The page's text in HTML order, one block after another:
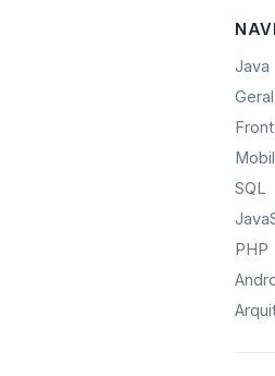
Java
Geral
SQL
PHP